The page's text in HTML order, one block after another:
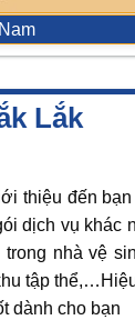
Lắk
thiệu đến
dịch vụ khác
nhà vệ
tập
dành cho bạn